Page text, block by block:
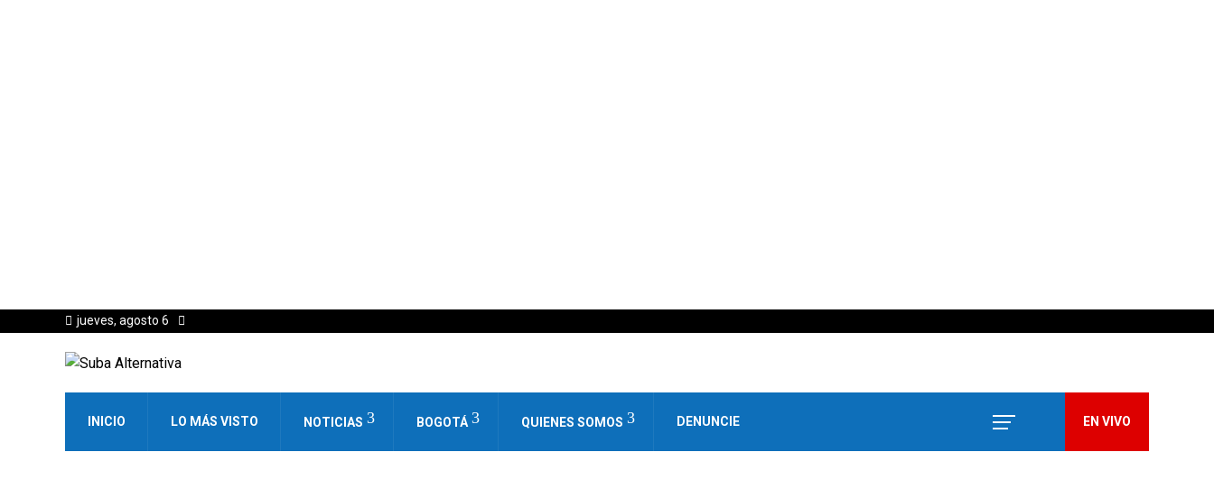
jueves, agosto 6
INICIO LO MÁS VISTO NOTICIAS BOGOTÁ QUIENES SOMOS DENUNCIE EN VIVO